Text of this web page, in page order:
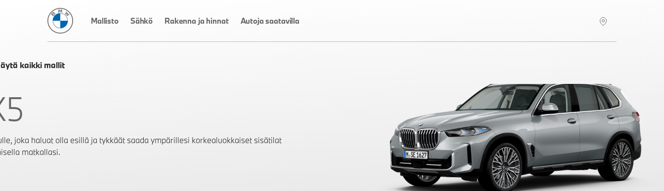
BMW Suomi
Mallisto Sähkö Rakenna ja hinnat Autoja saatavilla
kaikki mallit
joka haluat olla esillä ja tykkäät saada ympärillesi korkealuokkaiset sisätilat
matkallasi.